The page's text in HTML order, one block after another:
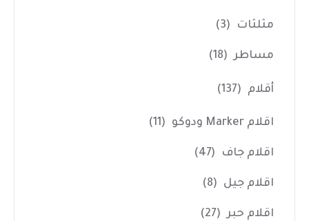
مثلثات (3)
مساطر (18)
أقلام (137)
اقلام Marker ودوكو (11)
اقلام جاف (47)
اقلام جيل (8)
اقلام حبر (27)